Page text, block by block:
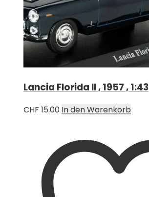
Lancia Florida II , 1957 , 1:43
CHF 15.00 In den Warenkorb